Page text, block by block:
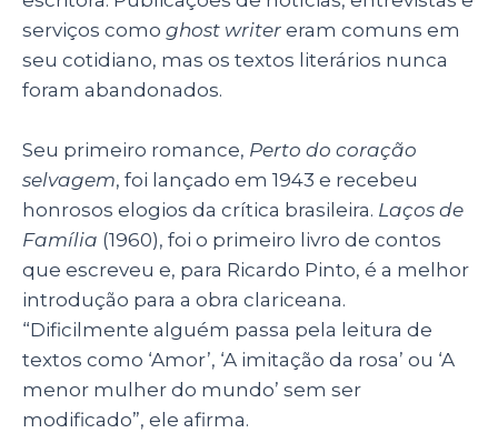
serviços como ghost writer eram comuns em
seu cotidiano, mas os textos literários nunca
foram abandonados.
Seu primeiro romance, Perto do coração
selvagem, foi lançado em 1943 e recebeu
honrosos elogios da crítica brasileira. Laços de
Família (1960), foi o primeiro livro de contos
que escreveu e, para Ricardo Pinto, é a melhor
introdução para a obra clariceana.
“Dificilmente alguém passa pela leitura de
textos como ‘Amor’, ‘A imitação da rosa’ ou ‘A
menor mulher do mundo’ sem ser
modificado”, ele afirma.